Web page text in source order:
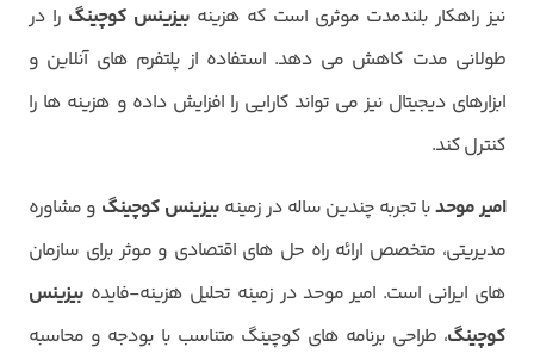
نیز راهکار بلندمدت موثری است که هزینهبیزینس کوچینگ را در
طولانی مدت کاهش می دهد. استفاده از پلتفرم های آنلاین و
ابزارهای دیجیتال نیز می تواند کارایی را افزایش داده و هزینه ها را
کنترل کند.
امیر موحدبا تجربه چندین ساله در زمینه بیزینس کوچینگ و مشاوره
مدیریتی، متخصص ارائه راه حل های اقتصادی و موثر برای سازمان
های ایرانی است. امیر موحد در زمینه تحلیل هزینه-فایده بیزینس
کوچینگ، طراحی برنامه های کوچینگ متناسب با بودجه و محاسبه